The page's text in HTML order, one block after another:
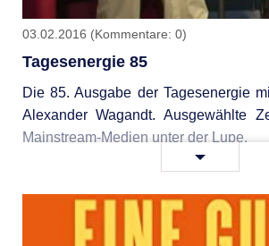
03.02.2016 (Kommentare: 0)
Tagesenergie 85
Die 85. Ausgabe der Tagesenergie
Alexander Wagandt. Ausgewählte
Mainstream-Medien unter der Lupe.
Tagesenergie